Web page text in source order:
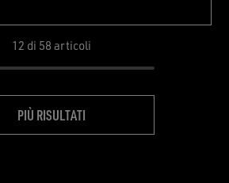
12 di 58 articoli
PIÙ RISULTATI